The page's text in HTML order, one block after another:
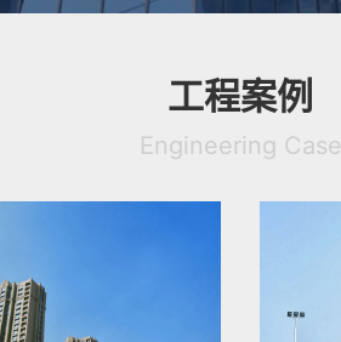
工程案例
Engineering Case